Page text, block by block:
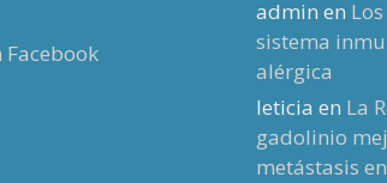
admin en
sistema
alérgica
leticia en La
gadolinio
metástasis